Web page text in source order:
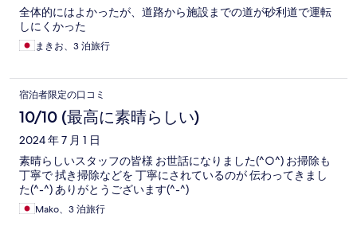
全体的にはよかったが、道路から施設までの道が砂利道で運転
しにくかった
まきお、3 泊旅行
宿泊者限定の口コミ
10/10 (最高に素晴らしい)
2024 年 7 月 1 日
素晴らしいスタッフの皆様 お世話になりました(^○^) お掃除も
丁寧で 拭き掃除などを 丁寧にされているのが 伝わってきまし
た(^-^) ありがとうございます(^-^)
Mako、3 泊旅行